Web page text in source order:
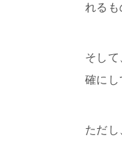
れるも
そし
確にし
ただ